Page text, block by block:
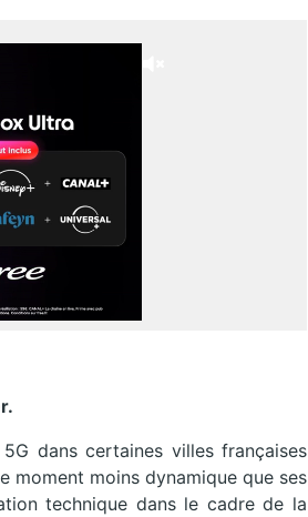
dans certaines villes françaises
moment moins dynamique que ses
technique dans le cadre de la